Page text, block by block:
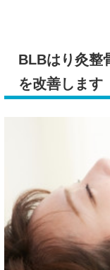
BLBはり灸整
を改善します